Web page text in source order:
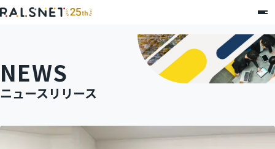
ニュースリリース
NEWS